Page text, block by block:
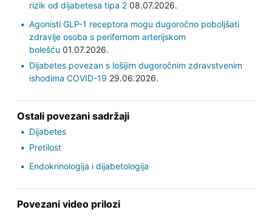
rizik od dijabetesa tipa 208.07.2026.
Agonisti GLP-1 receptora mogu dugoročno poboljšati
zdravlje osoba s perifernom arterijskom
bolešću 01.07.2026.
Dijabetes povezan s lošijim dugoročnim zdravstvenim
ishodima COVID-19 29.06.2026.
Ostali povezani sadržaji
Dijabetes
Pretilost
Endokrinologija i dijabetologija
Povezani video prilozi